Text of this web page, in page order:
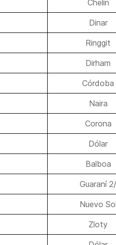
Chelín
Dinar
Ringgit
Dirham
Córdoba
Naira
Corona
Dólar
Balboa
Guaraní 2/
Nuevo
Zloty